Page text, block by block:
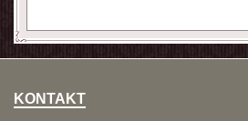
KONTAKT